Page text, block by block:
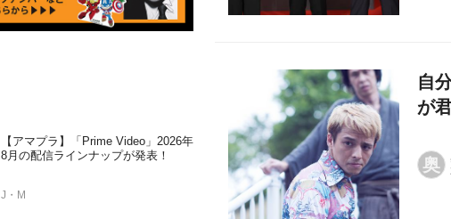
自
が
奥
【アマプラ】「Prime Video」2026年
8月の配信ラインナップが発表！
J・M